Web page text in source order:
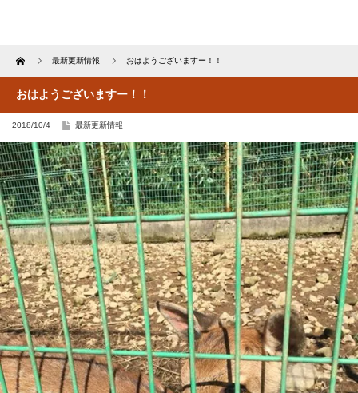
Home 最新更新情報 おはようございますー！！
おはようございますー！！
2018/10/4 最新更新情報